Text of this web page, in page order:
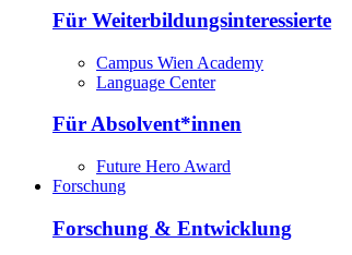
Für Weiterbildungsinteressierte
Campus Wien Academy
Language Center
Für Absolvent*innen
Future Hero Award
Forschung
Forschung & Entwicklung